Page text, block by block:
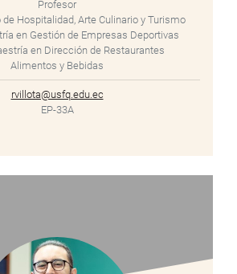
Profesor
de Hospitalidad, Arte Culinario y Turismo
en Gestión de Empresas Deportivas
en Dirección de Restaurantes
Alimentos y Bebidas
rvillota@usfq.edu.ec
EP-33A